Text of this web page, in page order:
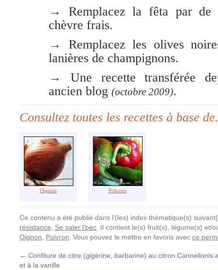
→ Remplacez la fêta par de
chèvre frais.
→ Remplacez les olives
lanières de champignons.
→ Une recette transférée
ancien blog (octobre 2009).
Consultez toutes les recettes à base
Oignon Poivron
Ce contenu a été publié dans l'(les) index thématique(s)
résistance
Se saler l'bec . Il contient le(s) fruit(s), légume(s)
Oignon
Poivron . Vous pouvez le mettre en favoris avec ce
← Confiture de citre (gigérine, barbarine) au citron
et à la vanille
Cannellonis